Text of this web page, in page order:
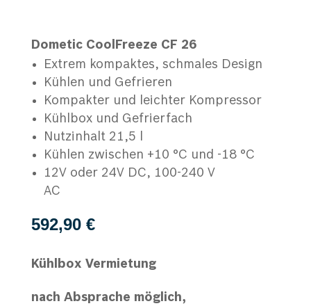
Dometic CoolFreeze CF 26
Extrem kompaktes, schmales Design
Kühlen und Gefrieren
Kompakter und leichter Kompressor
Kühlbox und Gefrierfach
Nutzinhalt 21,5 l
Kühlen zwischen +10 °C und -18 °C
12V oder 24V DC, 100-240 V
AC
592,90 €
Kühlbox Vermietung
nach Absprache möglich,